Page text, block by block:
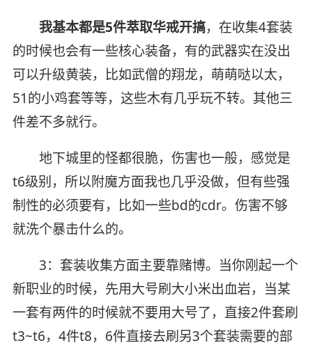
我基本都是5件萃取华戒开搞，在收集4套装
的时候也会有一些核心装备，有的武器实在没出
可以升级黄装，比如武僧的翔龙，萌萌哒以太，
51的小鸡套等等，这些木有几乎玩不转。其他三
件差不多就行。
地下城里的怪都很脆，伤害也一般，感觉是
t6级别，所以附魔方面我也几乎没做，但有些强
制性的必须要有，比如一些bd的cdr。伤害不够
就洗个暴击什么的。
3：套装收集方面主要靠赌博。当你刚起一个
新职业的时候，先用大号刷大小米出血岩，当某
一套有两件的时候就不要用大号了，直接2件套刷
t3~t6，4件t8，6件直接去刷另3个套装需要的部